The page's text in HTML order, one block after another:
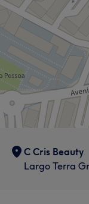
C Cris Beauty
Largo Terra